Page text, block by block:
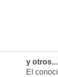
y otros...
El